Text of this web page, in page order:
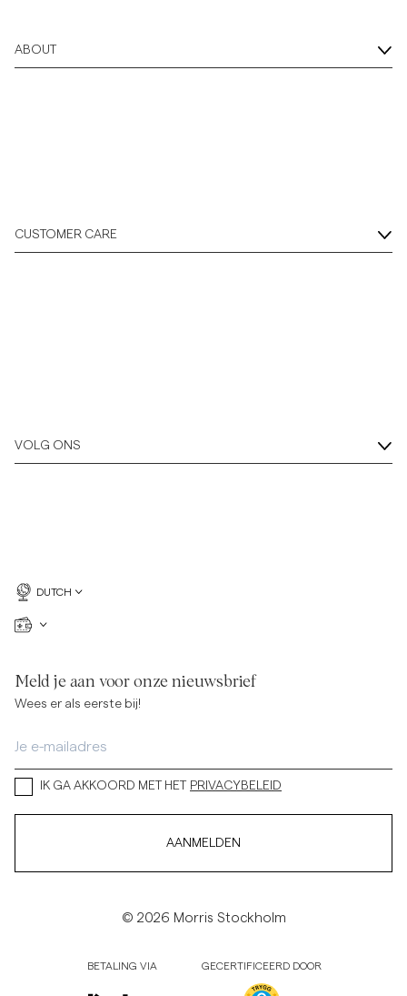
ABOUT
CUSTOMER CARE
VOLG ONS
DUTCH
Meld je aan voor onze nieuwsbrief
Wees er als eerste bij!
IK GA AKKOORD MET HET PRIVACYBELEID
AANMELDEN
© 2026 Morris Stockholm
BETALING VIA GECERTIFICEERD DOOR